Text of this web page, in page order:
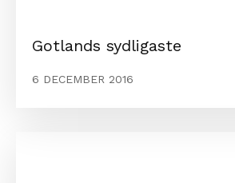
Gotlands sydligaste
6 DECEMBER 2016